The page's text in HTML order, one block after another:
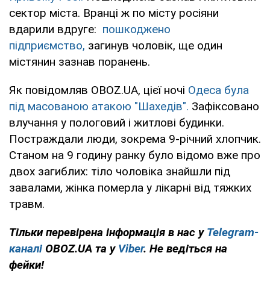
сектор міста. Вранці ж по місту росіяни
вдарили вдруге: пошкоджено
підприємство, загинув чоловік, ще один
містянин зазнав поранень.
Як повідомляв OBOZ.UA, цієї ночі Одеса була
під масованою атакою "Шахедів". Зафіксовано
влучання у пологовий і житлові будинки.
Постраждали люди, зокрема 9-річний хлопчик.
Станом на 9 годину ранку було відомо вже про
двох загиблих: тіло чоловіка знайшли під
завалами, жінка померла у лікарні від тяжких
травм.
Тільки перевірена інформація в нас у Telegram-
каналі OBOZ.UA та у Viber. Не ведіться на
фейки!